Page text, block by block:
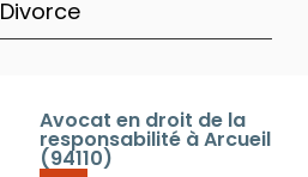
Divorce
Avocat en droit de la
responsabilité à Arcueil
(94110)